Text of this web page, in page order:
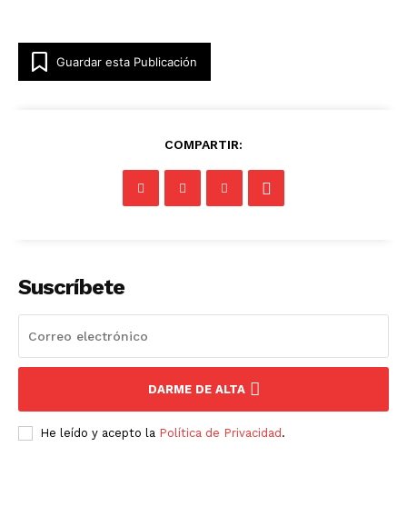
Guardar esta Publicación
COMPARTIR:
Suscríbete
DARME DE ALTA
He leído y acepto la Política de Privacidad .